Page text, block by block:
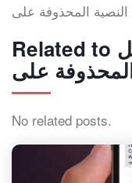
Related to كيفية استرداد الرسائل
No related posts.